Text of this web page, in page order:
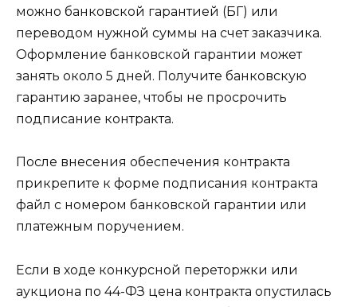
можно банковской гарантией (БГ) или
переводом нужной суммы на счет заказчика.
Оформление банковской гарантии может
занять около 5 дней. Получите банковскую
гарантию заранее, чтобы не просрочить
подписание контракта.
После внесения обеспечения контракта
прикрепите к форме подписания контракта
файл с номером банковской гарантии или
платежным поручением.
Если в ходе конкурсной переторжки или
аукциона по 44-ФЗ цена контракта опустилась